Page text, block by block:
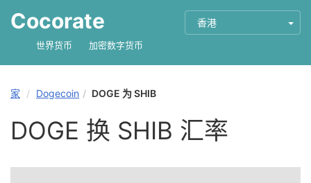
Cocorate 香港
世界货币 加密数字货币
家 Dogecoin DOGE 为 SHIB
DOGE 换 SHIB 汇率